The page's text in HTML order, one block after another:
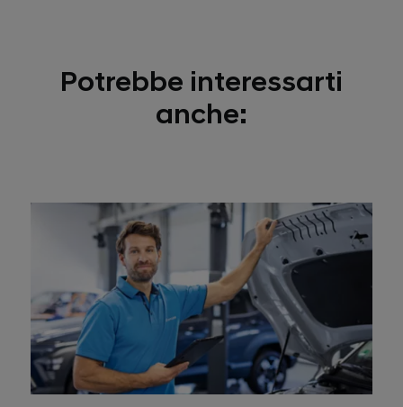
Potrebbe interessarti
anche: